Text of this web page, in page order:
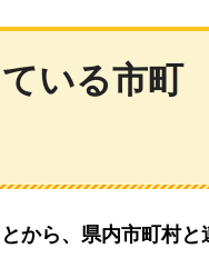
いる市町
から、県内市町村と